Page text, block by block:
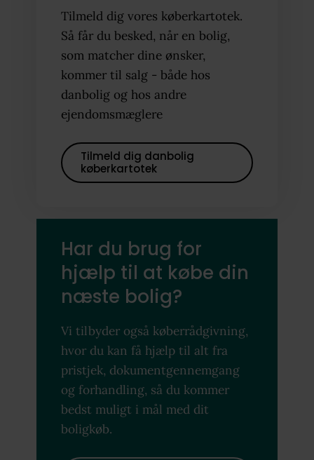
Tilmeld dig vores køberkartotek.
Så får du besked, når en bolig,
som matcher dine ønsker,
kommer til salg - både hos
danbolig og hos andre
ejendomsmæglere
Tilmeld dig danbolig
køberkartotek
Har du brug for
hjælp til at købe din
næste bolig?
Vi tilbyder også køberrådgivning,
hvor du kan få hjælp til alt fra
pristjek, dokumentgennemgang
og forhandling, så du kommer
bedst muligt i mål med dit
boligkøb.